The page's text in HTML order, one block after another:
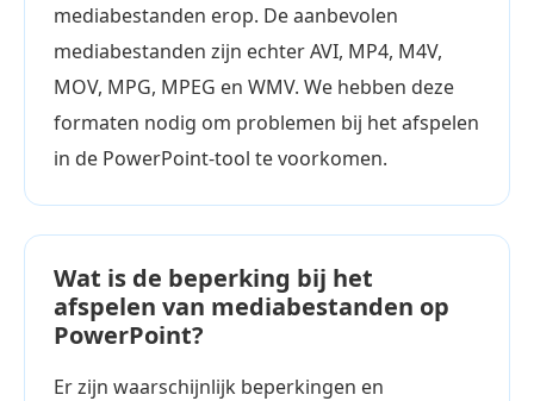
mediabestanden erop. De aanbevolen
mediabestanden zijn echter AVI, MP4, M4V,
MOV, MPG, MPEG en WMV. We hebben deze
formaten nodig om problemen bij het afspelen
in de PowerPoint-tool te voorkomen.
Wat is de beperking bij het
afspelen van mediabestanden op
PowerPoint?
Er zijn waarschijnlijk beperkingen en